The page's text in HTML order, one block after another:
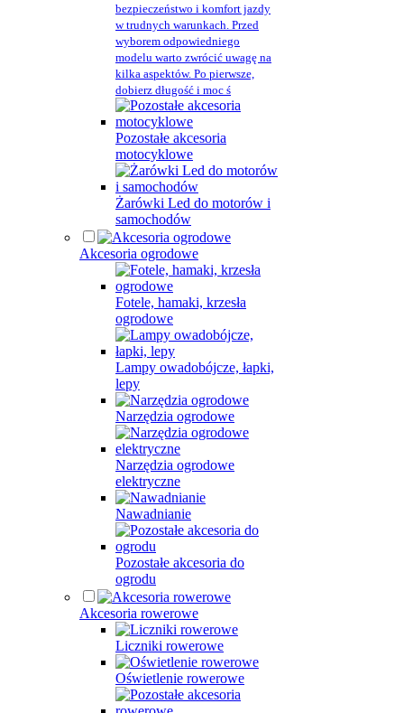
bezpieczeństwo i komfort jazdy
w trudnych warunkach. Przed
wyborem odpowiedniego
modelu warto zwrócić uwagę na
kilka aspektów. Po pierwsze,
dobierz długość i moc ś
Pozostałe akcesoria
motocyklowe
Żarówki Led do motorów i
samochodów
Akcesoria ogrodowe
Fotele, hamaki, krzesła
ogrodowe
Lampy owadobójcze, łapki,
lepy
Narzędzia ogrodowe
Narzędzia ogrodowe
elektryczne
Nawadnianie
Pozostałe akcesoria do
ogrodu
Akcesoria rowerowe
Liczniki rowerowe
Oświetlenie rowerowe